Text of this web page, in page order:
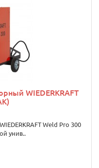
WIEDERKRAFT
Weld Pro 300
унив..